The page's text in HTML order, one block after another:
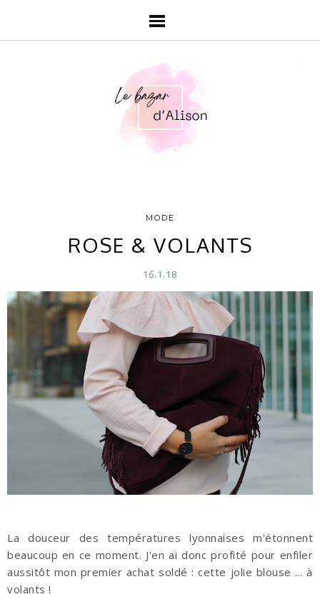
MODE
ROSE & VOLANTS
16.1.18
La douceur des températures lyonnaises m'étonnent
beaucoup en ce moment. J'en ai donc profité pour enfiler
aussitôt mon premier achat soldé : cette jolie blouse ... à
volants !